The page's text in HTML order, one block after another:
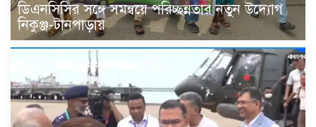
ডিএনসিসির সঙ্গে সমন্বয়ে পরিচ্ছন্নতার নতুন উদ্যোগ
নিকুঞ্জ-টানপাড়ায়